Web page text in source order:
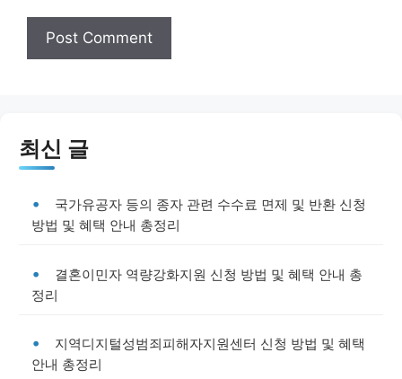
최신 글
국가유공자 등의 종자 관련 수수료 면제 및 반환 신청
방법 및 혜택 안내 총정리
결혼이민자 역량강화지원 신청 방법 및 혜택 안내 총
정리
지역디지털성범죄피해자지원센터 신청 방법 및 혜택
안내 총정리